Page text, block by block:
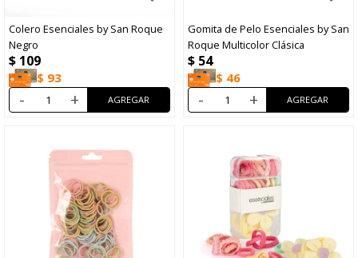
Colero Esenciales by San Roque
Negro
$ 109
$ 93
- +
Gomita de Pelo Esenciales by San
Roque Multicolor Clásica
$ 54
$ 46
- +